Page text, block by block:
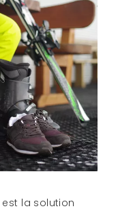
est la solution